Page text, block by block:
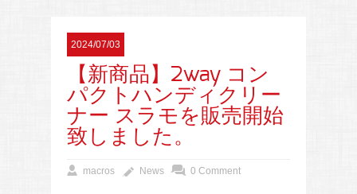
2024/07/03
【新商品】2way コン
パクトハンディクリー
ナー スラモを販売開始
致しました。
macros News 0 Comment